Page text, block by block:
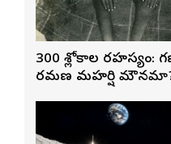
300 శ్లోకాల
రమణ మహర్షి